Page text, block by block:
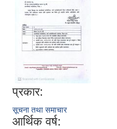
प्रकार:
सूचना तथा समाचार
आर्थिक वर्ष: